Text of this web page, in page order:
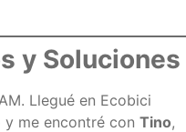
y Soluciones
Llegué en Ecobici
me encontré con Tino,